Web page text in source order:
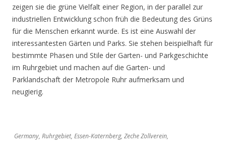
zeigen sie die grüne Vielfalt einer Region, in der parallel zur
industriellen Entwicklung schon früh die Bedeutung des Grüns
für die Menschen erkannt wurde. Es ist eine Auswahl der
interessantesten Gärten und Parks. Sie stehen beispielhaft für
bestimmte Phasen und Stile der Garten- und Parkgeschichte
im Ruhrgebiet und machen auf die Garten- und
Parklandschaft der Metropole Ruhr aufmerksam und
neugierig.
Germany, Ruhrgebiet, Essen-Katernberg, Zeche Zollverein,